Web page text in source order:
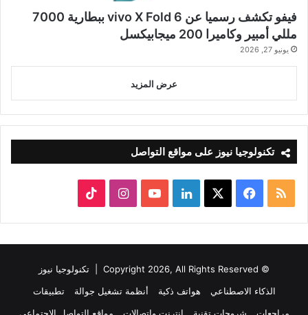
فيفو تكشف رسميا عن vivo X Fold 6 ببطارية 7000
مللي أمبير وكاميرا 200 ميجابيكسل
يونيو 27, 2026
عرض المزيد
تكنولوجيا نيوز على مواقع التواصل
ملخص
الموقع
RSS
فيسبوك لينكدإن‫YouTubeانستقرام
© Copyright 2026, All Rights Reserved |
تكنولوجيا نيوز
الذكاء الاصطناعي
هواتف ذكية أنظمة تشغيل جوالة
تطبيقات